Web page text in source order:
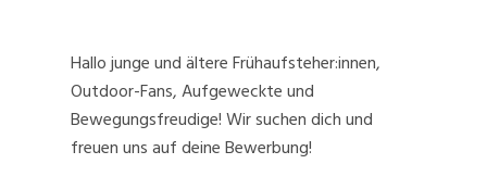
Hallo junge und ältere Frühaufsteher:innen,
Outdoor-Fans, Aufgeweckte und
Bewegungsfreudige! Wir suchen dich und
freuen uns auf deine Bewerbung!